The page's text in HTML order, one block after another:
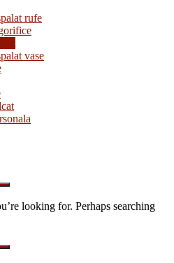
rufe
vase
looking for. Perhaps searching